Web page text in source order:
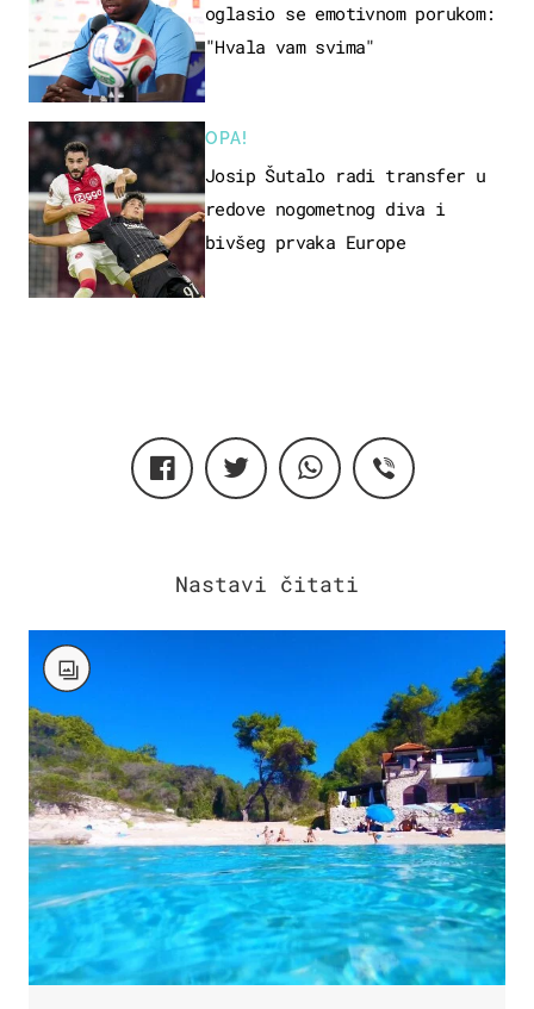
oglasio se emotivnom porukom:
"Hvala vam svima"
OPA!
Josip Šutalo radi transfer u
redove nogometnog diva i
bivšeg prvaka Europe